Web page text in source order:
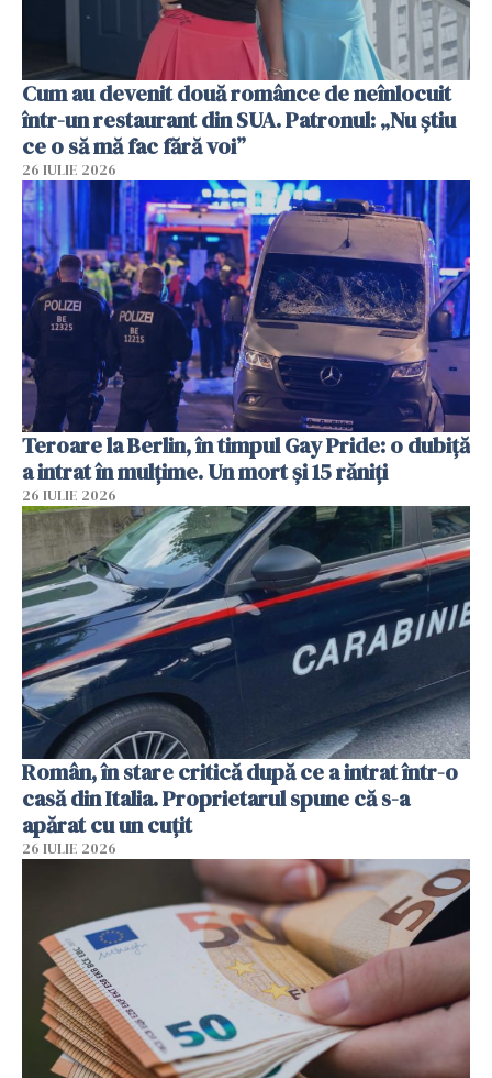
Cum au devenit două românce de neînlocuit
într-un restaurant din SUA. Patronul: „Nu știu
ce o să mă fac fără voi”
26 IULIE 2026
Teroare la Berlin, în timpul Gay Pride: o dubiță
a intrat în mulțime. Un mort și 15 răniți
26 IULIE 2026
Român, în stare critică după ce a intrat într-o
casă din Italia. Proprietarul spune că s-a
apărat cu un cuțit
26 IULIE 2026